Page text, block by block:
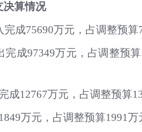
决算情况
成75690万元，占调整预
完成97349万元，占调整预
成12767万元，占调整预算
万元，占调整预算1991